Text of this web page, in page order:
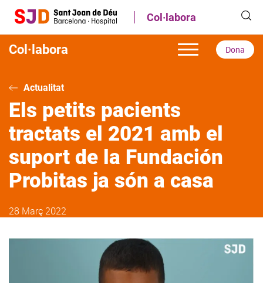
contingut
Col·labora
Col·labora Dona
Actualitat
Els petits pacients
tractats el 2021 amb el
suport de la Fundación
Probitas ja són a casa
28 Març 2022